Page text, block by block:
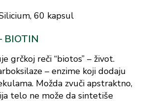
BIOTIN
grčkoj reči “biotos” – život.
– enzime koji dodaju
Možda zvuči apstraktno,
telo ne može da sintetiše